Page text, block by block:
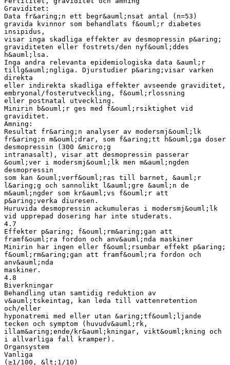
Graviditet:
Data fr&aring;n ett begr&auml;nsat antal (n=53)
gravida kvinnor som behandlats f&ouml;r diabetes
insipidus,
visar inga skadliga effekter av desmopressin p&aring;
graviditeten eller fostrets/den nyf&ouml;ddes
h&auml;lsa.
Inga andra relevanta epidemiologiska data &auml;r
tillg&auml;ngliga. Djurstudier p&aring;visar varken
direkta
eller indirekta skadliga effekter avseende graviditet,
embryonal/fosterutveckling, f&ouml;rlossning
eller postnatal utveckling.
Minirin b&ouml;r ges med f&ouml;rsiktighet vid
graviditet.
Amning:
Resultat fr&aring;n analyser av modersmj&ouml;lk
fr&aring;n m&ouml;drar, som f&aring;tt h&ouml;ga doser
desmopressin (300 &micro;g
intranasalt), visar att desmopressin passerar
&ouml;ver i modersmj&ouml;lk men m&auml;ngden
desmopressin
som kan &ouml;verf&ouml;ras till barnet, &auml;r
l&aring;g och sannolikt l&auml;gre &auml;n de
m&auml;ngder som kr&auml;vs f&ouml;r att
p&aring;verka diuresen.
Huruvida desmopressin ackumuleras i modersmj&ouml;lk
vid upprepad dosering har inte studerats.
4.7
Effekter p&aring; f&ouml;rm&aring;gan att
framf&ouml;ra fordon och anv&auml;nda maskiner
Minirin har ingen eller f&ouml;rsumbar effekt p&aring;
f&ouml;rm&aring;gan att framf&ouml;ra fordon och
anv&auml;nda
maskiner.
4.8
Biverkningar
Behandling utan samtidig reduktion av
v&auml;tskeintag, kan leda till vattenretention
och/eller
hyponatremi med eller utan &aring;tf&ouml;ljande
tecken och symptom (huvudv&auml;rk,
illam&aring;ende/kr&auml;kningar, vikt&ouml;kning och
i allvarliga fall kramper).
Organsystem
Vanliga
(≥1/100, &lt;1/10)